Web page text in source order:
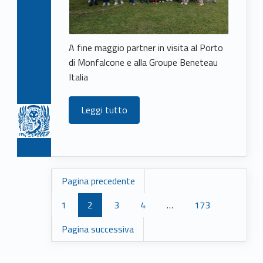
A fine maggio partner in visita al Porto
di Monfalcone e alla Groupe Beneteau
Italia
Leggi tutto
Pagina precedente
1
2 3 4 …
173
Pagina successiva